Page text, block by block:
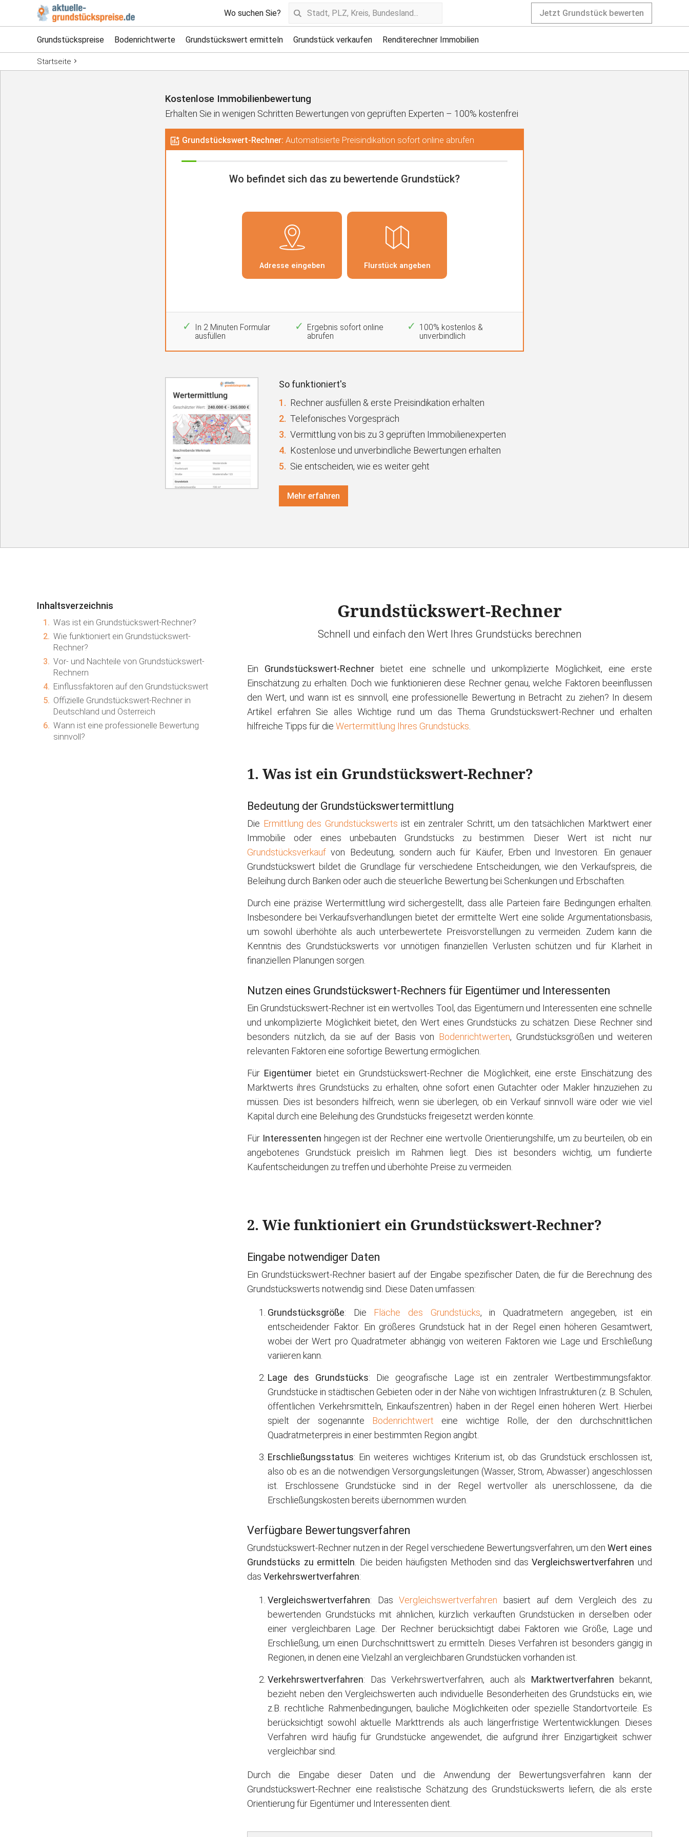
Wo suchen Sie? Jetzt Grundstück bewerten
Grundstückspreise Bodenrichtwerte Grundstückswert ermitteln Grundstück verkaufen Renditerechner Immobilien
Startseite
Kostenlose Immobilienbewertung
Erhalten Sie in wenigen Schritten Bewertungen von geprüften Experten – 100% kostenfrei
Grundstückswert-Rechner: Automatisierte Preisindikation sofort online abrufen
In 2 Minuten Formular
ausfüllen
Ergebnis sofort online
abrufen
100% kostenlos &
unverbindlich
So funktioniert's
1. Rechner ausfüllen & erste Preisindikation erhalten
2. Telefonisches Vorgespräch
3. Vermittlung von bis zu 3 geprüften Immobilienexperten
4. Kostenlose und unverbindliche Bewertungen erhalten
5. Sie entscheiden, wie es weiter geht
Mehr erfahren
Inhaltsverzeichnis
1. Was ist ein Grundstückswert-Rechner?
2. Wie funktioniert ein Grundstückswert-
Rechner?
3. Vor- und Nachteile von Grundstückswert-
Rechnern
4. Einflussfaktoren auf den Grundstückswert
5. Offizielle Grundstückswert-Rechner in
Deutschland und Österreich
6. Wann ist eine professionelle Bewertung
sinnvoll?
Grundstückswert-Rechner
Schnell und einfach den Wert Ihres Grundstücks berechnen
Ein Grundstückswert-Rechnerbietet eine schnelle und unkomplizierte Möglichkeit, eine erste
Einschätzung zu erhalten. Doch wie funktionieren diese Rechner genau, welche Faktoren beeinflussen
den Wert, und wann ist es sinnvoll, eine professionelle Bewertung in Betracht zu ziehen? In diesem
Artikel erfahren Sie alles Wichtige rund um das Thema Grundstückswert-Rechner und erhalten
hilfreiche Tipps für die Wertermittlung Ihres Grundstücks
1. Was ist ein Grundstückswert-Rechner?
Bedeutung der Grundstückswertermittlung
Die Ermittlung des Grundstückswerts ist ein zentraler Schritt, um den tatsächlichen Marktwert einer
Immobilie oder eines unbebauten Grundstücks zu bestimmen. Dieser Wert ist nicht nur
Grundstücksverkauf von Bedeutung, sondern auch für Käufer, Erben und Investoren. Ein genauer
Grundstückswert bildet die Grundlage für verschiedene Entscheidungen, wie den Verkaufspreis, die
Beleihung durch Banken oder auch die steuerliche Bewertung bei Schenkungen und Erbschaften.
Durch eine präzise Wertermittlung wird sichergestellt, dass alle Parteien faire Bedingungen erhalten.
Insbesondere bei Verkaufsverhandlungen bietet der ermittelte Wert eine solide Argumentationsbasis,
um sowohl überhöhte als auch unterbewertete Preisvorstellungen zu vermeiden. Zudem kann die
Kenntnis des Grundstückswerts vor unnötigen finanziellen Verlusten schützen und für Klarheit in
finanziellen Planungen sorgen.
Nutzen eines Grundstückswert-Rechners für Eigentümer und Interessenten
Ein Grundstückswert-Rechner ist ein wertvolles Tool, das Eigentümern und Interessenten eine schnelle
und unkomplizierte Möglichkeit bietet, den Wert eines Grundstücks zu schätzen. Diese Rechner sind
besonders nützlich, da sie auf der Basis von Bodenrichtwerten, Grundstücksgrößen und weiteren
relevanten Faktoren eine sofortige Bewertung ermöglichen.
Für Eigentümer bietet ein Grundstückswert-Rechner die Möglichkeit, eine erste Einschätzung des
Marktwerts ihres Grundstücks zu erhalten, ohne sofort einen Gutachter oder Makler hinzuziehen zu
müssen. Dies ist besonders hilfreich, wenn sie überlegen, ob ein Verkauf sinnvoll wäre oder wie viel
Kapital durch eine Beleihung des Grundstücks freigesetzt werden könnte.
Für Interessenten hingegen ist der Rechner eine wertvolle Orientierungshilfe, um zu beurteilen, ob ein
angebotenes Grundstück preislich im Rahmen liegt. Dies ist besonders wichtig, um fundierte
Kaufentscheidungen zu treffen und überhöhte Preise zu vermeiden.
2. Wie funktioniert ein Grundstückswert-Rechner?
Eingabe notwendiger Daten
Ein Grundstückswert-Rechner basiert auf der Eingabe spezifischer Daten, die für die Berechnung des
Grundstückswerts notwendig sind. Diese Daten umfassen:
Grundstücksgröße: Die Fläche des Grundstücks, in Quadratmetern angegeben, ist ein
entscheidender Faktor. Ein größeres Grundstück hat in der Regel einen höheren Gesamtwert,
wobei der Wert pro Quadratmeter abhängig von weiteren Faktoren wie Lage und Erschließung
variieren kann.
Lage des Grundstücks: Die geografische Lage ist ein zentraler Wertbestimmungsfaktor.
Grundstücke in städtischen Gebieten oder in der Nähe von wichtigen Infrastrukturen (z. B. Schulen,
öffentlichen Verkehrsmitteln, Einkaufszentren) haben in der Regel einen höheren Wert. Hierbei
spielt der sogenannte Bodenrichtwert eine wichtige Rolle, der den durchschnittlichen
Quadratmeterpreis in einer bestimmten Region angibt.
Erschließungsstatus: Ein weiteres wichtiges Kriterium ist, ob das Grundstück erschlossen ist,
also ob es an die notwendigen Versorgungsleitungen (Wasser, Strom, Abwasser) angeschlossen
ist. Erschlossene Grundstücke sind in der Regel wertvoller als unerschlossene, da die
Erschließungskosten bereits übernommen wurden.
Verfügbare Bewertungsverfahren
Grundstückswert-Rechner nutzen in der Regel verschiedene Bewertungsverfahren, um den Wert eines
Grundstücks zu ermitteln . Die beiden häufigsten Methoden sind dasVergleichswertverfahren und
das Verkehrswertverfahren:
Vergleichswertverfahren: DasVergleichswertverfahren basiert auf dem Vergleich des zu
bewertenden Grundstücks mit ähnlichen, kürzlich verkauften Grundstücken in derselben oder
einer vergleichbaren Lage. Der Rechner berücksichtigt dabei Faktoren wie Größe, Lage und
Erschließung, um einen Durchschnittswert zu ermitteln. Dieses Verfahren ist besonders gängig in
Regionen, in denen eine Vielzahl an vergleichbaren Grundstücken vorhanden ist.
Verkehrswertverfahren: Das Verkehrswertverfahren, auch als Marktwertverfahren bekannt,
bezieht neben den Vergleichswerten auch individuelle Besonderheiten des Grundstücks ein, wie
z.B. rechtliche Rahmenbedingungen, bauliche Möglichkeiten oder spezielle Standortvorteile. Es
berücksichtigt sowohl aktuelle Markttrends als auch längerfristige Wertentwicklungen. Dieses
Verfahren wird häufig für Grundstücke angewendet, die aufgrund ihrer Einzigartigkeit schwer
vergleichbar sind.
Durch die Eingabe dieser Daten und die Anwendung der Bewertungsverfahren kann der
Grundstückswert-Rechner eine realistische Schätzung des Grundstückswerts liefern, die als erste
Orientierung für Eigentümer und Interessenten dient.